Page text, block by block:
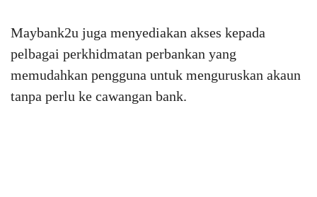
Maybank2u juga menyediakan akses kepada
pelbagai perkhidmatan perbankan yang
memudahkan pengguna untuk menguruskan akaun
tanpa perlu ke cawangan bank.